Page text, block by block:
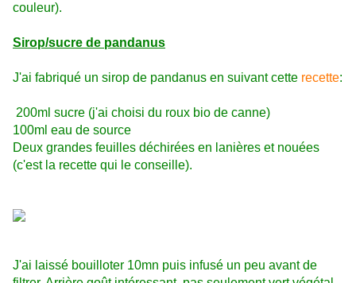
couleur).
Sirop/sucre de pandanus
J'ai fabriqué un sirop de pandanus en suivant cette recette:
200ml sucre (j'ai choisi du roux bio de canne)
100ml eau de source
Deux grandes feuilles déchirées en lanières et nouées
(c'est la recette qui le conseille).
J'ai laissé bouilloter 10mn puis infusé un peu avant de